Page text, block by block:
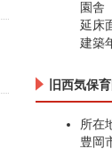
園舎
延床
建築
旧西気保
所在
豊岡